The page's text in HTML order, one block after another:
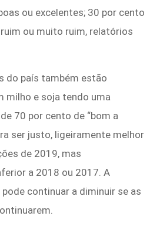
ou excelentes; 30 por cento
ou muito ruim, relatórios
do país também estão
milho e soja tendo uma
70 por cento de “bom a
ser justo, ligeiramente melhor
de 2019, mas
a 2018 ou 2017. A
continuar a diminuir se as